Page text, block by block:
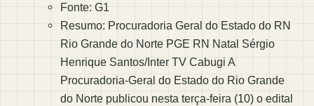
Fonte: G1
Resumo: Procuradoria Geral do Estado do RN
Rio Grande do Norte PGE RN Natal Sérgio
Henrique Santos/Inter TV Cabugi A
Procuradoria-Geral do Estado do Rio Grande
do Norte publicou nesta terça-feira (10) o edital